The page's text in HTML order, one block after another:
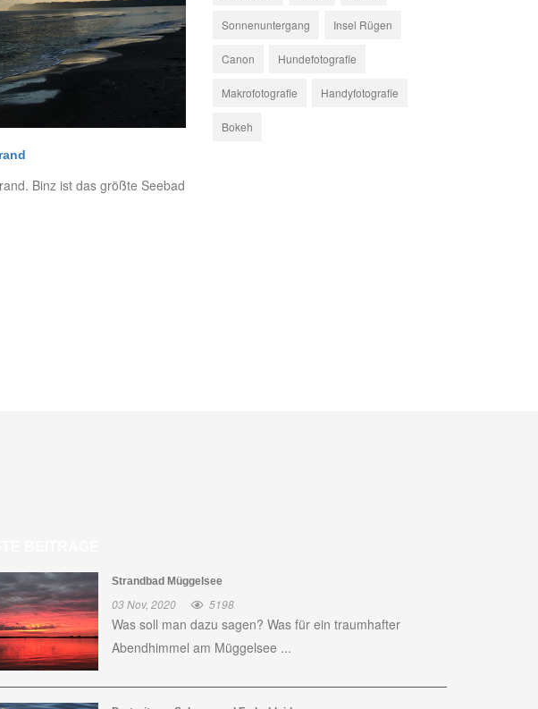
Binz ist das größte Seebad
Sonnenuntergang Insel Rügen
Canon Hundefotografie
Makrofotografie Handyfotografie
Bokeh
Strandbad Müggelsee
03 Nov, 2020 5198
Was soll man dazu sagen? Was für ein traumhafter
Abendhimmel am Müggelsee ...